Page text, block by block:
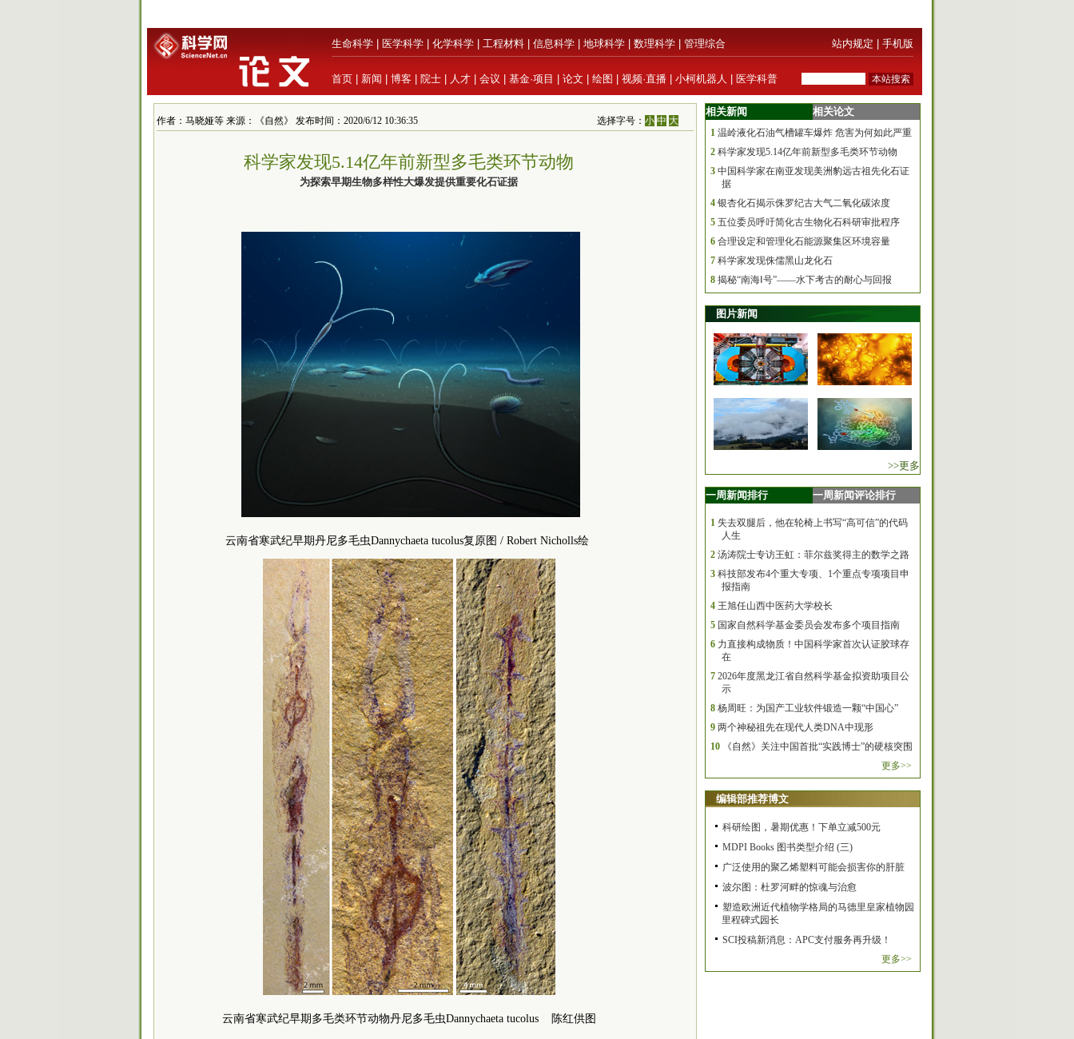
生命科学 医学科学 化学科学 工程材料 信息科学 地球科学 数理科学 管理综合 站内规定 手机版
首页 新闻 博客 院士 人才 会议 基金·项目 论文 绘图 视频·直播 小柯机器人 医学科普
作者：马晓娅等 来源：《自然》 发布时间：2020/6/12 10:36:35 选择字号：小 中 大
科学家发现5.14亿年前新型多毛类环节动物
为探索早期生物多样性大爆发提供重要化石证据
云南省寒武纪早期丹尼多毛虫Dannychaeta tucolus复原图 / Robert Nicholls绘
云南省寒武纪早期多毛类环节动物丹尼多毛虫Dannychaeta tucolus 陈红供图
相关新闻 相关论文
1 温岭液化石油气槽罐车爆炸 危害为何如此严重
2 科学家发现5.14亿年前新型多毛类环节动物
3 中国科学家在南亚发现美洲豹远古祖先化石证
据
4 银杏化石揭示侏罗纪古大气二氧化碳浓度
5 五位委员呼吁简化古生物化石科研审批程序
6 合理设定和管理化石能源聚集区环境容量
7 科学家发现侏儒黑山龙化石
8 揭秘“南海Ⅰ号”——水下考古的耐心与回报
图片新闻
>>更多
一周新闻排行 一周新闻评论排行
1 失去双腿后，他在轮椅上书写“高可信”的代码
人生
2 汤涛院士专访王虹：菲尔兹奖得主的数学之路
3 科技部发布4个重大专项、1个重点专项项目申
报指南
4 王旭任山西中医药大学校长
5 国家自然科学基金委员会发布多个项目指南
6 力直接构成物质！中国科学家首次认证胶球存
在
7 2026年度黑龙江省自然科学基金拟资助项目公
示
8 杨周旺：为国产工业软件锻造一颗“中国心”
9 两个神秘祖先在现代人类DNA中现形
10
《自然》关注中国首批“实践博士”的硬核突围
更多>>
编辑部推荐博文
科研绘图，暑期优惠！下单立减500元
MDPI Books 图书类型介绍 (三)
广泛使用的聚乙烯塑料可能会损害你的肝脏
波尔图：杜罗河畔的惊魂与治愈
塑造欧洲近代植物学格局的马德里皇家植物园
里程碑式园长
SCI投稿新消息：APC支付服务再升级！
更多>>